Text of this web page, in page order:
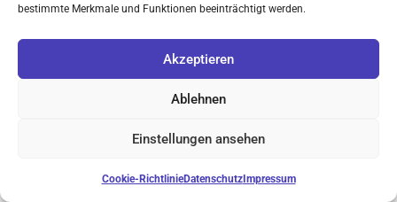
bestimmte Merkmale und Funktionen beeinträchtigt werden.
Akzeptieren
Ablehnen
Einstellungen ansehen
Cookie-RichtlinieDatenschutzImpressum